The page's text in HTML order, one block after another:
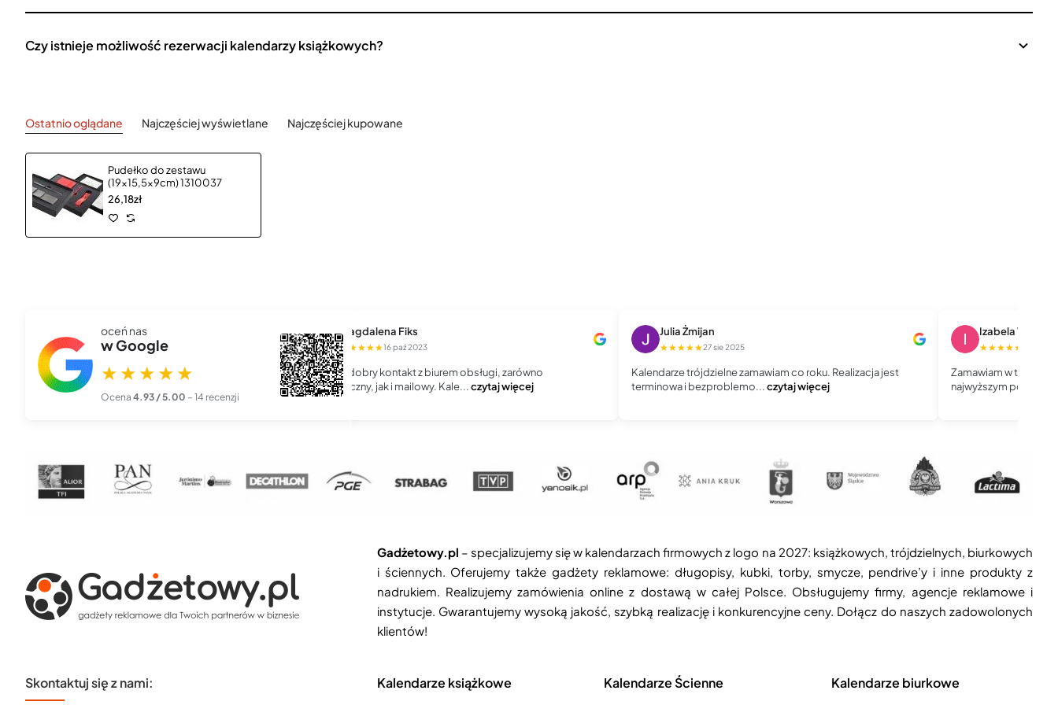
Czy istnieje możliwość rezerwacji kalendarzy książkowych?
Ostatnio oglądane Najczęściej wyświetlane Najczęściej kupowane
Pudełko do zestawu
(19x15,5x9cm) 1310037
26,18zł
oceń nas
w Google
★★★★★
Ocena 4.93 / 5.00 – 14 recenzji
★★★★★7 sie 2025
książkowe z naszym logo przyszły doskonałe –
jakość wykonania ...
Magdalena Fiks
★★★★★16 paź 2023
Bardzo dobry kontakt z biurem obsługi, zarówno
telefoniczny, jak i mailowy. Kale...czytaj więcej
Julia Żmijan
★★★★★27 sie 2025
Kalendarze trójdzielne zamawiam co roku. Realizacja jest
terminowa i bezproblemo...czytaj więcej
Izabela
★★★★★
Zamawiam w tej firmie
najwyższym
Gadżetowy.pl – specjalizujemy się w kalendarzach firmowych z logo na 2027: książkowych, trójdzielnych, biurkowych
i ściennych. Oferujemy także gadżety reklamowe: długopisy, kubki, torby, smycze, pendrive’y i inne produkty z
nadrukiem. Realizujemy zamówienia online z dostawą w całej Polsce. Obsługujemy firmy, agencje reklamowe i
instytucje. Gwarantujemy wysoką jakość, szybką realizację i konkurencyjne ceny. Dołącz do naszych zadowolonych
klientów!
Skontaktuj się z nami: Kalendarze książkowe Kalendarze Ścienne Kalendarze biurkowe